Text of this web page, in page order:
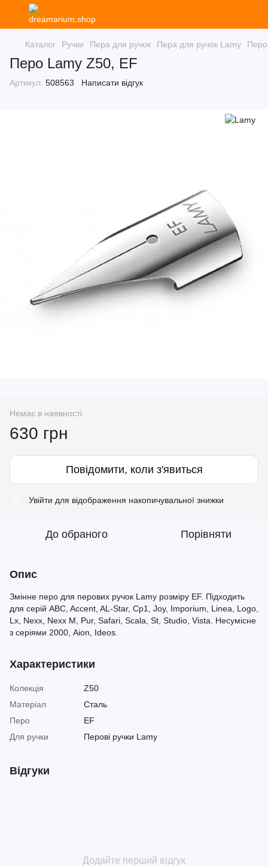
Каталог Ручки Пера для ручок Пера для ручок Lamy
Перо Lamy Z50, EF
Артикул: 508563 Написати відгук
Немає в наявності
630 грн
Повідомити, коли з'явиться
Увійти для відображення накопичувальної знижки
До обраного Порівняти
Опис
Змінне перо для перових ручок Lamy розміру EF. Підходить
для серій ABC, Accent, AL-Star, Cp1, Joy, Imporium, Linea, Logo,
Lx, Nexx, Nexx M, Pur, Safari, Scala, St, Studio, Vista. Несумісне
з серіями 2000, Aion, Ideos.
Характеристики
Колекція
Z50
Матеріал
Сталь
Перо
EF
Для ручки
Перові ручки Lamy
Відгуки
Додайте перший відгук